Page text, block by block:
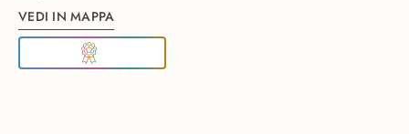
VEDI IN MAPPA